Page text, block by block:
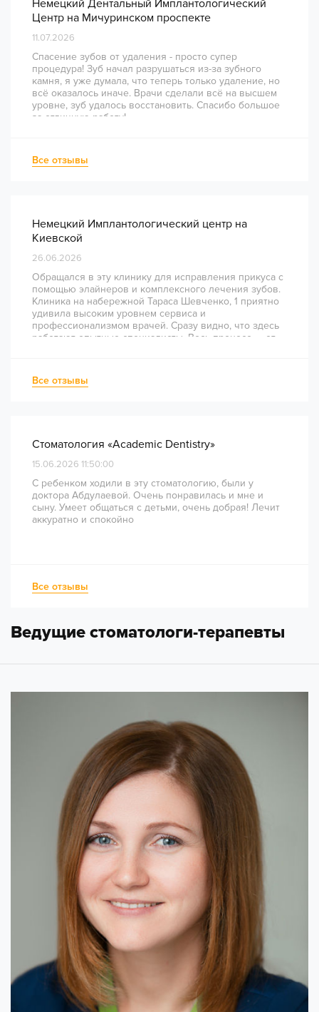
Немецкий Дентальный Имплантологический
Центр на Мичуринском проспекте
11.07.2026
Спасение зубов от удаления - просто супер
процедура! Зуб начал разрушаться из-за зубного
камня, я уже думала, что теперь только удаление, но
всё оказалось иначе. Врачи сделали всё на высшем
уровне, зуб удалось восстановить. Спасибо большое
за отличную работу!
Все отзывы
Немецкий Имплантологический центр на
Киевской
26.06.2026
Обращался в эту клинику для исправления прикуса с
помощью элайнеров и комплексного лечения зубов.
Клиника на набережной Тараса Шевченко, 1 приятно
удивила высоким уровнем сервиса и
профессионализмом врачей. Сразу видно, что здесь
работают опытные специалисты. Весь процесс — от
непростое перелечивание каналов прошло
комфортно и безболезненно. Рекомендую всем, кто
Все отзывы
Стоматология «Academic Dentistry»
15.06.2026 11:50:00
С ребенком ходили в эту стоматологию, были у
доктора Абдулаевой. Очень понравилась и мне и
сыну. Умеет общаться с детьми, очень добрая! Лечит
аккуратно и спокойно
Все отзывы
Ведущие стоматологи-терапевты